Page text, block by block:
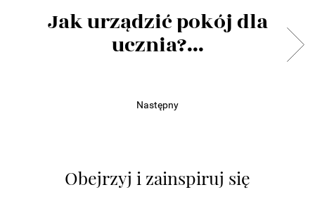
Jak urządzić pokój dla
ucznia?...
Następny
Obejrzyj i zainspiruj się